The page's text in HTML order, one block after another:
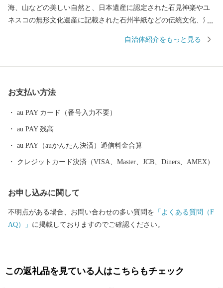
海、山などの美しい自然と、日本遺産に認定された石見神楽やユ
ネスコの無形文化遺産に記載された石州半紙などの伝統文化、海
源を有しており、また、高速道路、港湾などの都市基盤や大学、
自治体紹介をもっと見る
お支払い方法
au PAY カード（番号入力不要）
au PAY 残高
au PAY（auかんたん決済）通信料金合算
クレジットカード決済（VISA、Master、JCB、Diners、AMEX）
お申し込みに関して
不明点がある場合、お問い合わせの多い質問を 「よくある質問（F
AQ）」 に掲載しておりますのでご確認ください。
この返礼品を見ている人はこちらもチェック